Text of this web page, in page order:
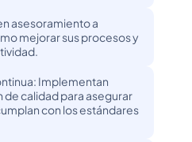
asesoramiento a
mejorar sus procesos y
Implementan
calidad para asegurar
con los estándares